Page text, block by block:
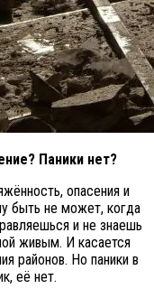
Паники нет?
опасения и
быть не может, когда
и не знаешь
живым. И касается
районов. Но паники в
её нет.